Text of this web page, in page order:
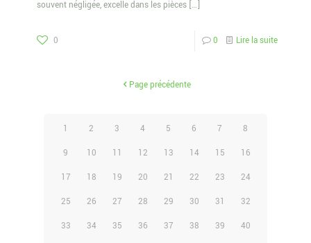
souvent négligée, excelle dans les pièces […]
0 0 Lire la suite
Page précédente
1 2 3 4 5 6 7 8
9 10 11 12 13 14 15 16
17 18 19 20 21 22 23 24
25 26 27 28 29 30 31 32
33 34 35 36 37 38 39 40